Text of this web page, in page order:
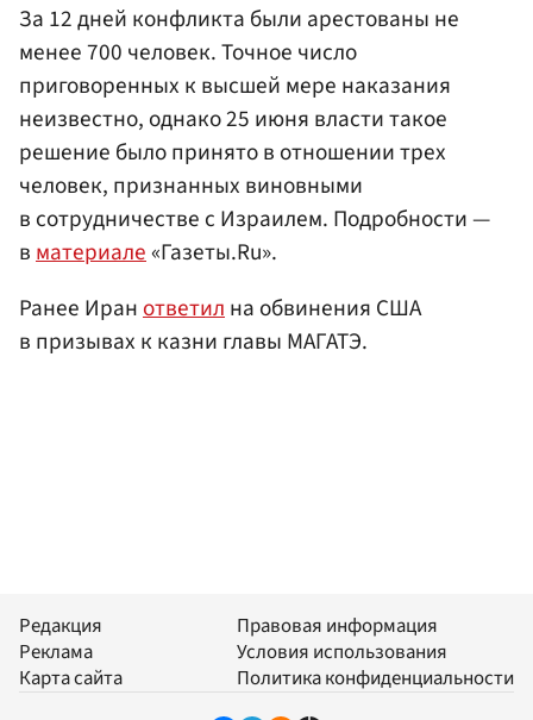
За 12 дней конфликта были арестованы не
менее 700 человек. Точное число
приговоренных к высшей мере наказания
неизвестно, однако 25 июня власти такое
решение было принято в отношении трех
человек, признанных виновными
в сотрудничестве с Израилем. Подробности —
вматериале«Газеты.Ru».
Ранее Иранответилна обвинения США
в призывах к казни главы МАГАТЭ.
Редакция
Реклама
Карта сайта
Правовая информация
Условия использования
Политика конфиденциальности